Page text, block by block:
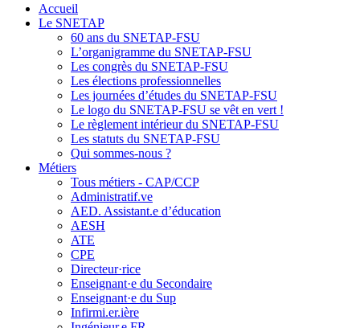
Accueil
Le SNETAP
60 ans du SNETAP-FSU
L’organigramme du SNETAP-FSU
Les congrès du SNETAP-FSU
Les élections professionnelles
Les journées d’études du SNETAP-FSU
Le logo du SNETAP-FSU se vêt en vert !
Le règlement intérieur du SNETAP-FSU
Les statuts du SNETAP-FSU
Qui sommes-nous ?
Métiers
Tous métiers - CAP/CCP
Administratif.ve
AED. Assistant.e d’éducation
AESH
ATE
CPE
Directeur·rice
Enseignant·e du Secondaire
Enseignant·e du Sup
Infirmi.er.ière